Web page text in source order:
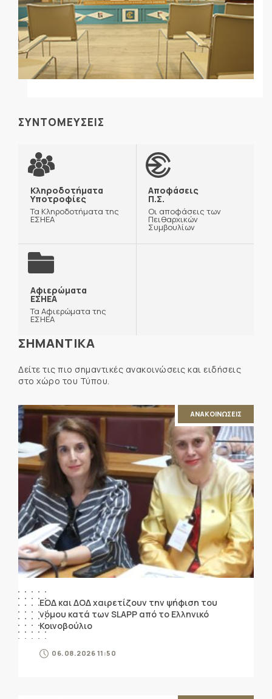
ΣΥΝΤΟΜΕΥΣΕΙΣ
Κληροδοτήματα
Υποτροφίες
Τα Κληροδοτήματα της
ΕΣΗΕΑ
Αποφάσεις
Π.Σ.
Οι αποφάσεις των
Πειθαρχικών
Συμβουλίων
Αφιερώματα
ΕΣΗΕΑ
Τα Αφιερώματα της
ΕΣΗΕΑ
ΣΗΜΑΝΤΙΚΑ
Δείτε τις πιο σημαντικές ανακοινώσεις και ειδήσεις
στο χώρο του Τύπου.
ΑΝΑΚΟΙΝΩΣΕΙΣ
ΕΟΔ και ΔΟΔ χαιρετίζουν την ψήφιση του
νόμου κατά των SLAPP από το Ελληνικό
Κοινοβούλιο
06.08.2026 11:50